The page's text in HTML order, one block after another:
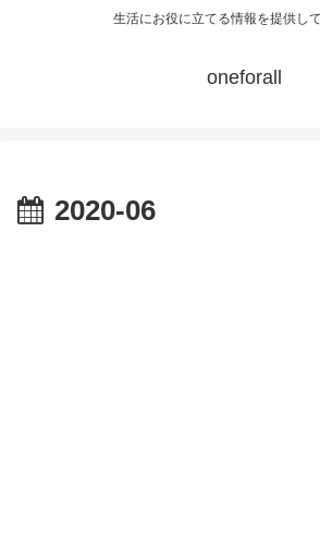
生活にお役に立てる情報を提供し
oneforall
2020-06